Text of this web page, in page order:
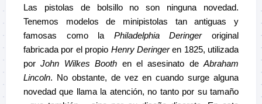
Las pistolas de bolsillo no son ninguna novedad.
Tenemos modelos de minipistolas tan antiguas y
famosas como la Philadelphia Deringeroriginal
fabricada por el propio Henry Deringeren 1825, utilizada
porJohn Wilkes Booth en el asesinato de Abraham
Lincoln. No obstante, de vez en cuando surge alguna
novedad que llama la atención, no tanto por su tamaño